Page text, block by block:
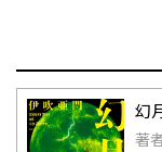
幻
著